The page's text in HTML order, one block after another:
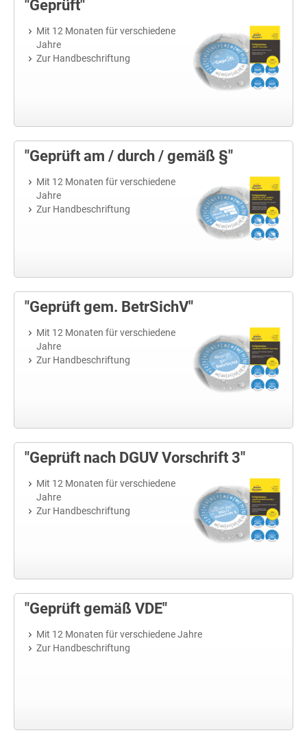
"Geprüft"
Mit 12 Monaten für verschiedene
Jahre
Zur Handbeschriftung
"Geprüft am / durch / gemäß §"
Mit 12 Monaten für verschiedene
Jahre
Zur Handbeschriftung
"Geprüft gem. BetrSichV"
Mit 12 Monaten für verschiedene
Jahre
Zur Handbeschriftung
"Geprüft nach DGUV Vorschrift 3"
Mit 12 Monaten für verschiedene
Jahre
Zur Handbeschriftung
"Geprüft gemäß VDE"
Mit 12 Monaten für verschiedene Jahre
Zur Handbeschriftung